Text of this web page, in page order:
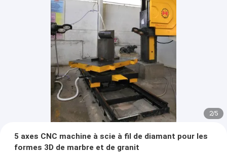
2/5
5 axes CNC machine à scie à fil de diamant pour les
formes 3D de marbre et de granit